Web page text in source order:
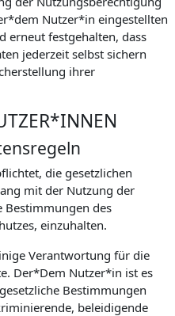
Nutzer*in eingestellten
erneut festgehalten, dass
jederzeit selbst sichern
ihrer
die gesetzlichen
mit der Nutzung der
Bestimmungen des
einzuhalten.
Verantwortung für die
Der*Dem Nutzer*in ist es
Bestimmungen
beleidigende